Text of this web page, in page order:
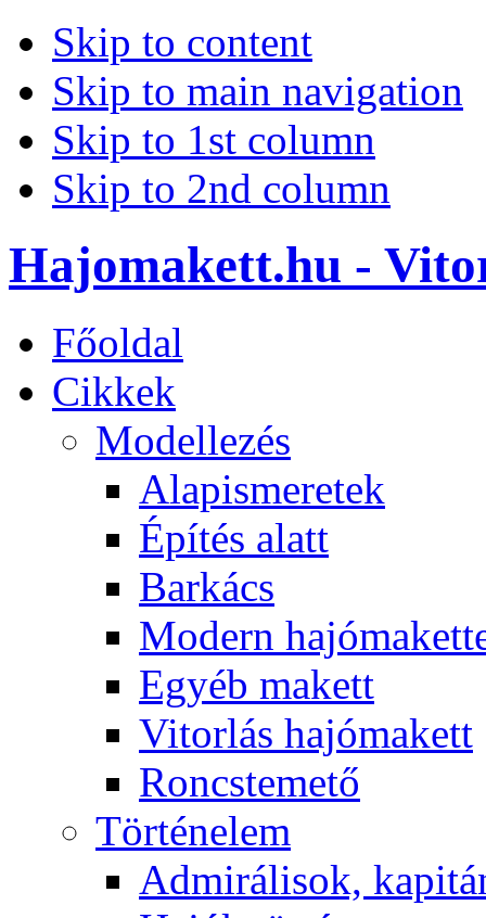
Skip to content
Skip to main navigation
Skip to 1st column
Skip to 2nd column
Hajomakett.hu -
Főoldal
Cikkek
Modellezés
Alapismeretek
Építés alatt
Barkács
Modern
Egyéb makett
Vitorlás hajómakett
Roncstemető
Történelem
Admirálisok,